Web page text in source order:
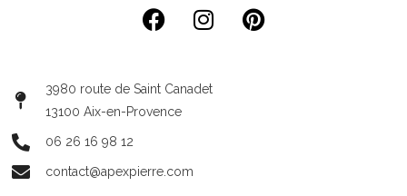
3980 route de Saint Canadet
13100 Aix-en-Provence
06 26 16 98 12
contact@apexpierre.com